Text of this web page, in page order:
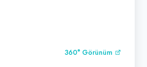
360° Görünüm